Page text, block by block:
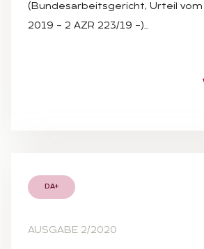
(Bundesarbeitsgericht, Urteil
2019 – 2 AZR 223/19 –)…
DA+
AUSGABE 2/2020